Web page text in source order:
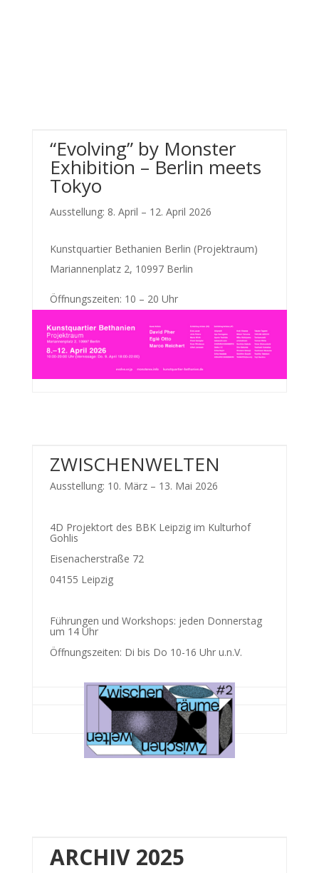
“Evolving” by Monster
Exhibition – Berlin meets
Tokyo
Ausstellung: 8. April – 12. April 2026
Kunstquartier Bethanien Berlin (Projektraum)
Mariannenplatz 2, 10997 Berlin
Öffnungszeiten: 10 – 20 Uhr
ZWISCHENWELTEN
Ausstellung: 10. März – 13. Mai 2026
4D Projektort des BBK Leipzig im Kulturhof
Gohlis
Eisenacherstraße 72
04155 Leipzig
Führungen und Workshops: jeden Donnerstag
um 14 Uhr
Öffnungszeiten: Di bis Do 10-16 Uhr u.n.V.
ARCHIV 2025